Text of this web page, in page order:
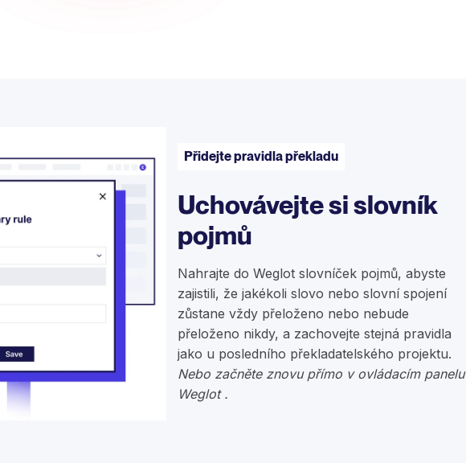
Přidejte pravidla překladu
Uchovávejte si slovník
pojmů
Nahrajte do Weglot slovníček pojmů, abyste
zajistili, že jakékoli slovo nebo slovní spojení
zůstane vždy přeloženo nebo nebude
přeloženo nikdy, a zachovejte stejná pravidla
jako u posledního překladatelského projektu.
Nebo začněte znovu přímo v ovládacím panelu
Weglot .